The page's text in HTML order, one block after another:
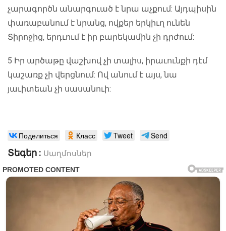
չարագործն անարգուած է նրա աչքում: Այդպիսին
փառաբանում է նրանց, ովքեր երկիւղ ունեն
Տիրոջից, երդւում է իր բարեկամին չի դրժում:
5 Իր արծաթը վաշխով չի տալիս, իրաւունքի դէմ
կաշառք չի վերցնում: Ով անում է այս, նա
յաւիտեան չի սասանուի:
Поделиться Класс Tweet Send
Տեգեր : Սաղմոսներ